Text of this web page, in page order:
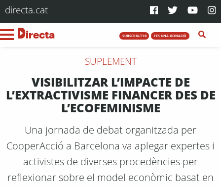
directa.cat
SUBSCRIU-T'HI FES UNA DONACIÓ
SUPLEMENT
VISIBILITZAR L’IMPACTE DE
L’EXTRACTIVISME FINANCER DES DE
L’ECOFEMINISME
Una jornada de debat organitzada per
CooperAcció a Barcelona va aplegar expertes i
activistes de diverses procedències per
reflexionar sobre el model econòmic basat en